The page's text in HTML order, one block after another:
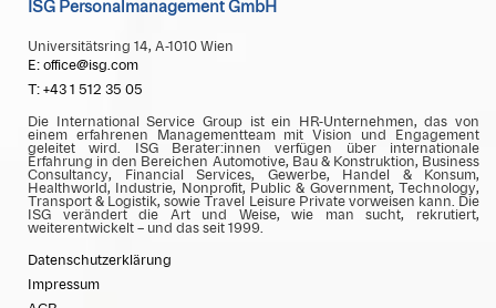
ISG Personalmanagement GmbH
Universitätsring 14, A-1010 Wien
E: office@isg.com
T: +43 1 512 35 05
Die International Service Group ist ein HR-Unternehmen, das von
einem erfahrenen Managementteam mit Vision und Engagement
geleitet wird. ISG Berater:innen verfügen über internationale
Erfahrung in den Bereichen Automotive, Bau & Konstruktion, Business
Consultancy, Financial Services, Gewerbe, Handel & Konsum,
Healthworld, Industrie, Nonprofit, Public & Government, Technology,
Transport & Logistik, sowie Travel Leisure Private vorweisen kann. Die
ISG verändert die Art und Weise, wie man sucht, rekrutiert,
weiterentwickelt – und das seit 1999.
Datenschutzerklärung
Impressum